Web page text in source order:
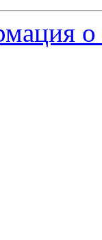
о